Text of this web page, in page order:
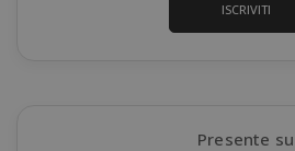
ISCRIVITI
Presente su